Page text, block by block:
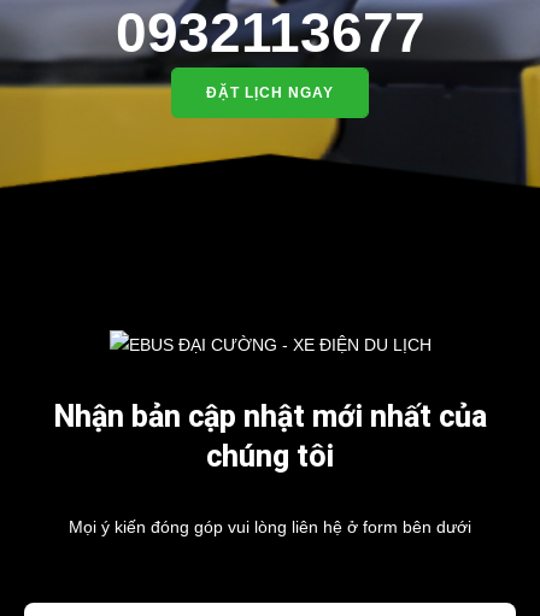
0932113677
ĐẶT LỊCH NGAY
Nhận bản cập nhật mới nhất của
chúng tôi
Mọi ý kiến đóng góp vui lòng liên hệ ở form bên dưới